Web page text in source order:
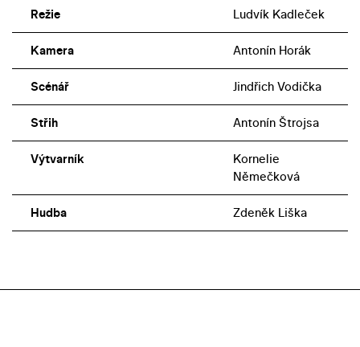
Režie Ludvík Kadleček
Kamera Antonín Horák
Scénář Jindřich Vodička
Střih Antonín Štrojsa
Výtvarník
Kornelie
Němečková
Hudba Zdeněk Liška